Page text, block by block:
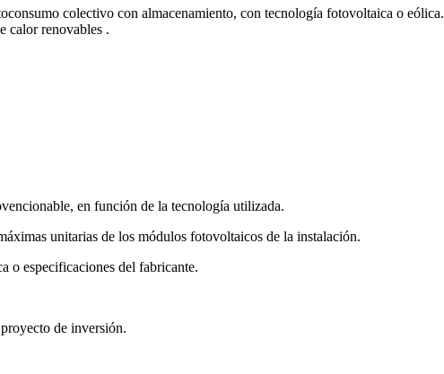
colectivo con almacenamiento, con tecnología fotovoltaica o eólica.
calor renovables .
en función de la tecnología utilizada.
unitarias de los módulos fotovoltaicos de la instalación.
o especificaciones del fabricante.
de inversión.